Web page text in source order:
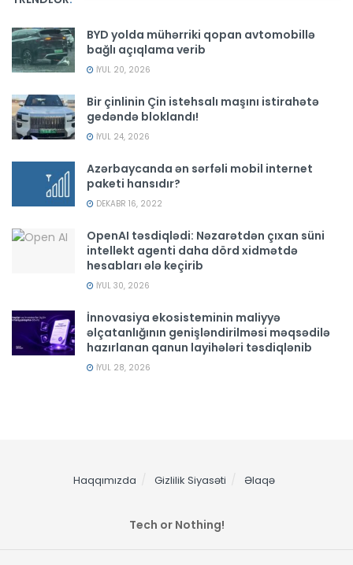
BYD yolda mühərriki qopan avtomobillə
bağlı açıqlama verib
İYUL 20, 2026
Bir çinlinin Çin istehsalı maşını istirahətə
gedəndə bloklandı!
İYUL 24, 2026
Azərbaycanda ən sərfəli mobil internet
paketi hansıdır?
DEKABR 16, 2022
OpenAI təsdiqlədi: Nəzarətdən çıxan süni
intellekt agenti daha dörd xidmətdə
hesabları ələ keçirib
İYUL 30, 2026
İnnovasiya ekosisteminin maliyyə
əlçatanlığının genişləndirilməsi məqsədilə
hazırlanan qanun layihələri təsdiqlənib
İYUL 28, 2026
Haqqımızda Gizlilik Siyasəti Əlaqə
Tech or Nothing!